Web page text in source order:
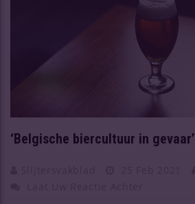
‘Belgische biercultuur in gevaar’